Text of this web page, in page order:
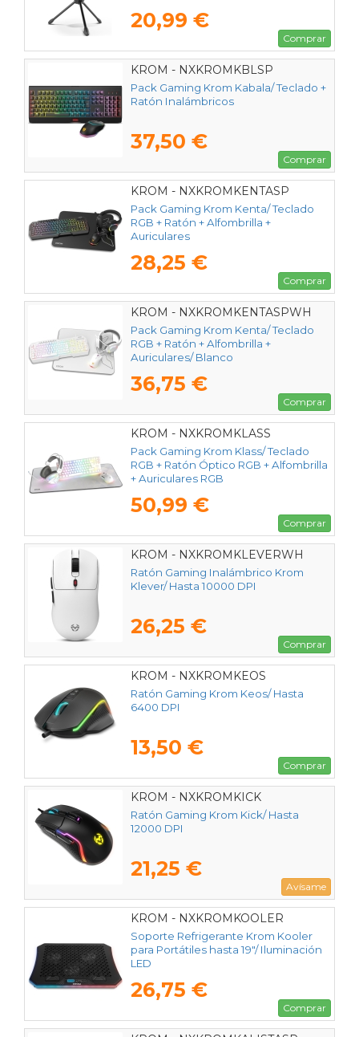
20,99 €
Comprar
KROM - NXKROMKBLSP
Pack Gaming Krom Kabala/ Teclado +
Ratón Inalámbricos
37,50 €
Comprar
KROM - NXKROMKENTASP
Pack Gaming Krom Kenta/ Teclado
RGB + Ratón + Alfombrilla +
Auriculares
28,25 €
Comprar
KROM - NXKROMKENTASPWH
Pack Gaming Krom Kenta/ Teclado
RGB + Ratón + Alfombrilla +
Auriculares/ Blanco
36,75 €
Comprar
KROM - NXKROMKLASS
Pack Gaming Krom Klass/ Teclado
RGB + Ratón Óptico RGB + Alfombrilla
+ Auriculares RGB
50,99 €
Comprar
KROM - NXKROMKLEVERWH
Ratón Gaming Inalámbrico Krom
Klever/ Hasta 10000 DPI
26,25 €
Comprar
KROM - NXKROMKEOS
Ratón Gaming Krom Keos/ Hasta
6400 DPI
13,50 €
Comprar
KROM - NXKROMKICK
Ratón Gaming Krom Kick/ Hasta
12000 DPI
21,25 €
Avísame
KROM - NXKROMKOOLER
Soporte Refrigerante Krom Kooler
para Portátiles hasta 19"/ Iluminación
LED
26,75 €
Comprar